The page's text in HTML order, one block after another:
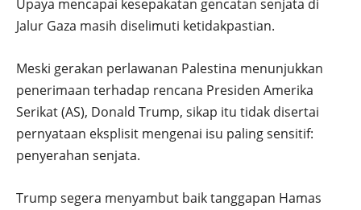
Upaya mencapai kesepakatan gencatan senjata di
Jalur Gaza masih diselimuti ketidakpastian.
Meski gerakan perlawanan Palestina menunjukkan
penerimaan terhadap rencana Presiden Amerika
Serikat (AS), Donald Trump, sikap itu tidak disertai
pernyataan eksplisit mengenai isu paling sensitif:
penyerahan senjata.
Trump segera menyambut baik tanggapan Hamas